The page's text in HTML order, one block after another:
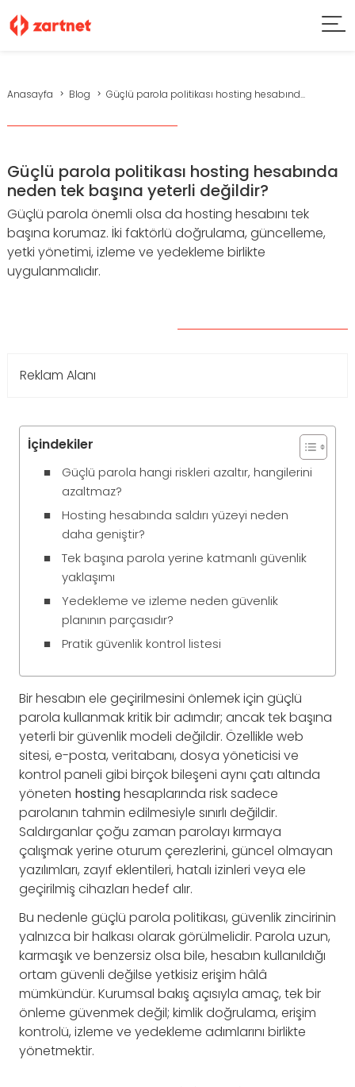
Anasayfa Blog Güçlü parola politikası hosting hesabınd...
Güçlü parola politikası hosting hesabında
neden tek başına yeterli değildir?
Güçlü parola önemli olsa da hosting hesabını tek
başına korumaz. İki faktörlü doğrulama, güncelleme,
yetki yönetimi, izleme ve yedekleme birlikte
uygulanmalıdır.
Reklam Alanı
İçindekiler
Güçlü parola hangi riskleri azaltır, hangilerini
azaltmaz?
Hosting hesabında saldırı yüzeyi neden
daha geniştir?
Tek başına parola yerine katmanlı güvenlik
yaklaşımı
Yedekleme ve izleme neden güvenlik
planının parçasıdır?
Pratik güvenlik kontrol listesi
Bir hesabın ele geçirilmesini önlemek için güçlü
parola kullanmak kritik bir adımdır; ancak tek başına
yeterli bir güvenlik modeli değildir. Özellikle web
sitesi, e-posta, veritabanı, dosya yöneticisi ve
kontrol paneli gibi birçok bileşeni aynı çatı altında
yöneten hostinghesaplarında risk sadece
parolanın tahmin edilmesiyle sınırlı değildir.
Saldırganlar çoğu zaman parolayı kırmaya
çalışmak yerine oturum çerezlerini, güncel olmayan
yazılımları, zayıf eklentileri, hatalı izinleri veya ele
geçirilmiş cihazları hedef alır.
Bu nedenle güçlü parola politikası, güvenlik zincirinin
yalnızca bir halkası olarak görülmelidir. Parola uzun,
karmaşık ve benzersiz olsa bile, hesabın kullanıldığı
ortam güvenli değilse yetkisiz erişim hâlâ
mümkündür. Kurumsal bakış açısıyla amaç, tek bir
önleme güvenmek değil; kimlik doğrulama, erişim
kontrolü, izleme ve yedekleme adımlarını birlikte
yönetmektir.